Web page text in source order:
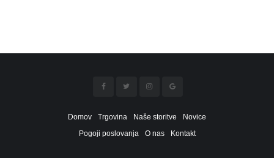
Domov Trgovina Naše storitve
Novice
Pogoji poslovanja
O nas Kontakt